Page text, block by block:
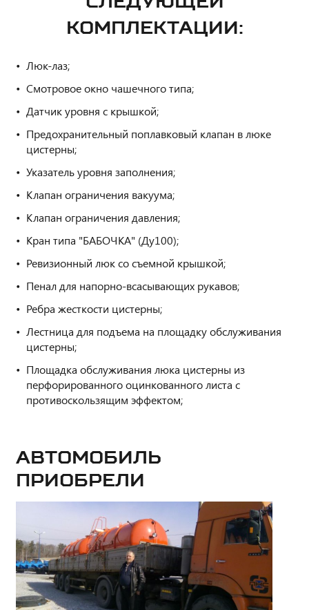
КОМПЛЕКТАЦИИ:
Люк-лаз;
Смотровое окно чашечного типа;
Датчик уровня с крышкой;
Предохранительный поплавковый клапан в люке
цистерны;
Указатель уровня заполнения;
Клапан ограничения вакуума;
Клапан ограничения давления;
Кран типа "БАБОЧКА" (Ду100);
Ревизионный люк со съемной крышкой;
Пенал для напорно-всасывающих рукавов;
Ребра жесткости цистерны;
Лестница для подъема на площадку обслуживания
цистерны;
Площадка обслуживания люка цистерны из
перфорированного оцинкованного листа с
противоскользящим эффектом;
Автомобиль
приобрели